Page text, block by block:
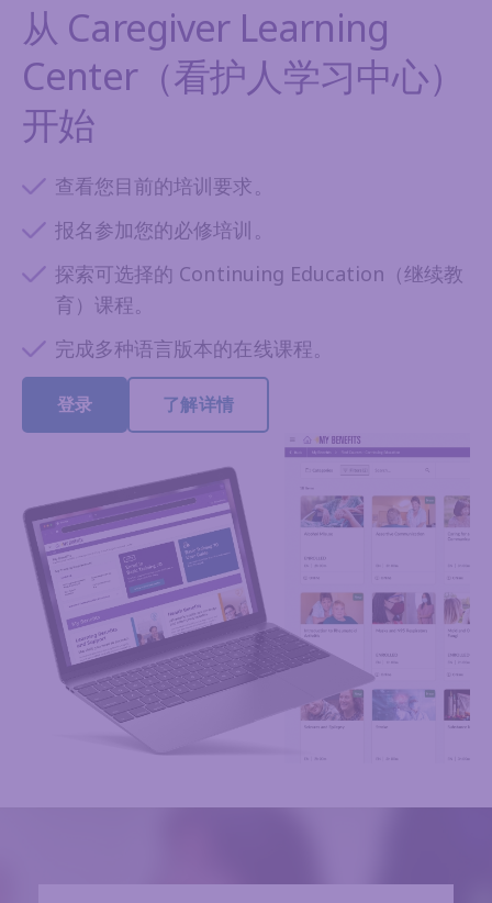
从 Caregiver Learning
Center（看护人学习中心）
开始
查看您目前的培训要求。
报名参加您的必修培训。
探索可选择的 Continuing Education（继续教
育）课程。
完成多种语言版本的在线课程。
登录 了解详情